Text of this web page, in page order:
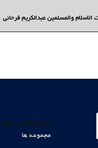
والمسلمین عبدالکریم فرحانی
دسترسی
مجموعه ها